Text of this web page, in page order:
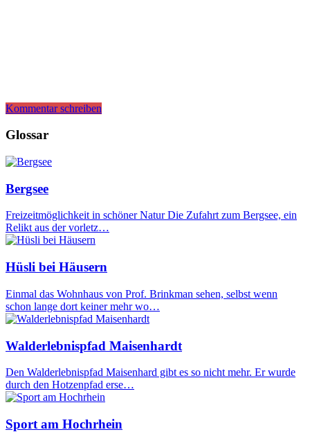
Kommentar schreiben
Glossar
Bergsee
Freizeitmöglichkeit in schöner Natur Die Zufahrt zum Bergsee, ein
Relikt aus der vorletz…
Hüsli bei Häusern
Einmal das Wohnhaus von Prof. Brinkman sehen, selbst wenn
schon lange dort keiner mehr wo…
Walderlebnispfad Maisenhardt
Den Walderlebnispfad Maisenhard gibt es so nicht mehr. Er wurde
durch den Hotzenpfad erse…
Sport am Hochrhein